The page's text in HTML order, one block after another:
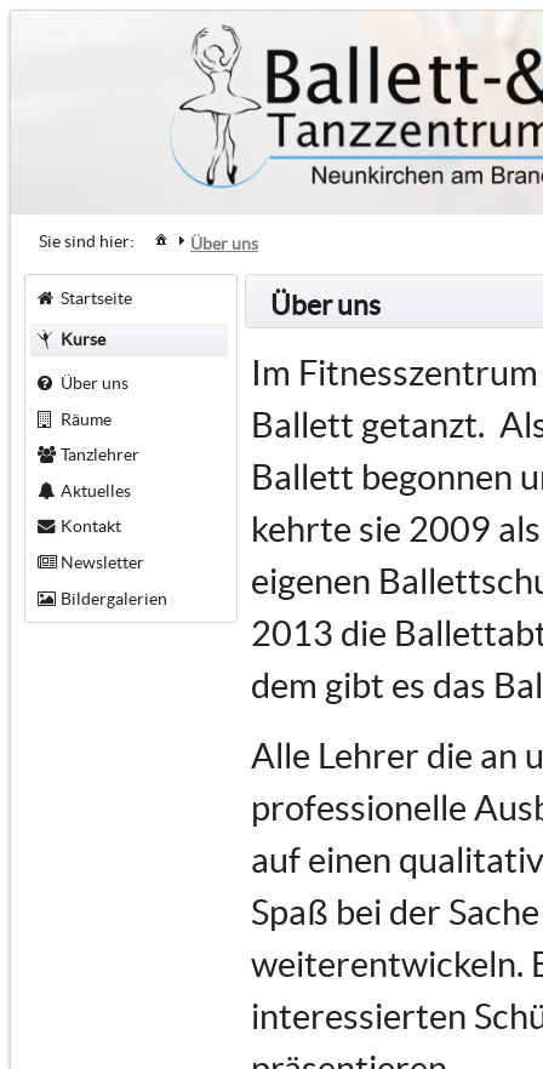
Sie sind hier: Über uns
Startseite
Kurse
Über uns
Räume
Tanzlehrer
Aktuelles
Kontakt
Newsletter
Bildergalerien
Über uns
Im
Ballett getanzt.
Ballett begonnen
kehrte sie 2009
eigenen
2013 die
dem gibt es das
Alle Lehrer die an
professionelle
auf einen
Spaß bei der
weiterentwickeln.
interessierten